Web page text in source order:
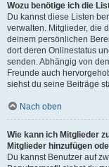
Wozu benötige ich die
Du kannst diese Listen
verwalten. Mitglieder, die
deinem persönlichen
dort deren Onlinestatus
senden. Abhängig von
Freunde auch
siehst du seine Beiträge
Nach oben
Wie kann ich Mitglieder
Mitglieder hinzufügen
Du kannst Benutzer auf